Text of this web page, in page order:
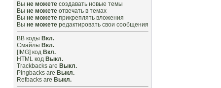
Вы не можете создавать новые темы
Вы не можете отвечать в темах
Вы не можете прикреплять вложения
Вы не можете редактировать свои сообщения
BB коды Вкл.
Смайлы Вкл.
[IMG] код Вкл.
HTML код Выкл.
Trackbacks are Выкл.
Pingbacks are Выкл.
Refbacks are Выкл.